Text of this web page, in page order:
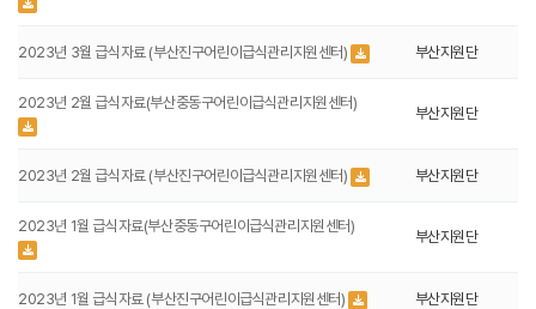
2023년 3월 급식자료 (부산진구어린이급식관리지원센터) 부산지원단
2023년 2월 급식자료(부산중동구어린이급식관리지원센터)
부산지원단
2023년 2월 급식자료 (부산진구어린이급식관리지원센터) 부산지원단
2023년 1월 급식자료(부산중동구어린이급식관리지원센터)
부산지원단
2023년 1월 급식자료 (부산진구어린이급식관리지원센터) 부산지원단